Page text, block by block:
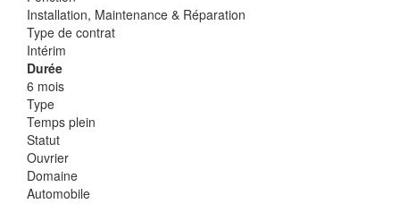
Installation, Maintenance & Réparation
Type de contrat
Intérim
Durée
6 mois
Type
Temps plein
Statut
Ouvrier
Domaine
Automobile